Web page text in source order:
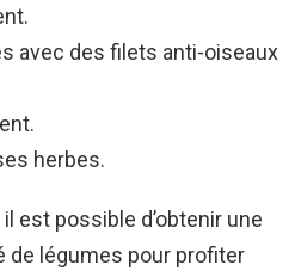
avec des filets anti-oiseaux
herbes.
est possible d’obtenir une
de légumes pour profiter